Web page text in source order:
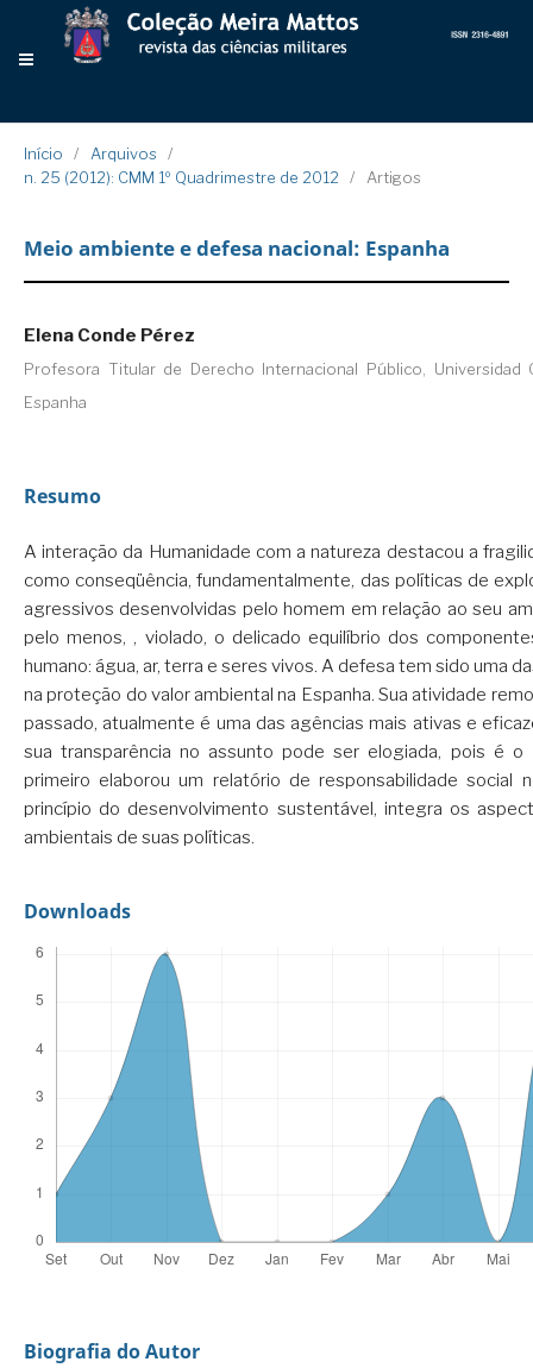
Início / Arquivos
/
n. 25 (2012): CMM 1º Quadrimestre de 2012
/ Artigos
Meio ambiente e defesa nacional: Espanha
Elena Conde Pérez
Profesora Titular de Derecho Internacional Público, Universidad
Espanha
Resumo
A interação da Humanidade com a natureza destacou a
como conseqüência, fundamentalmente, das políticas de
agressivos desenvolvidas pelo homem em relação ao seu
pelo menos, , violado, o delicado equilíbrio dos
humano: água, ar, terra e seres vivos. A defesa tem sido uma
na proteção do valor ambiental na Espanha. Sua atividade
passado, atualmente é uma das agências mais ativas e
sua transparência no assunto pode ser elogiada, pois é o
primeiro elaborou um relatório de responsabilidade social
princípio do desenvolvimento sustentável, integra os
ambientais de suas políticas.
Downloads
Biografia do Autor